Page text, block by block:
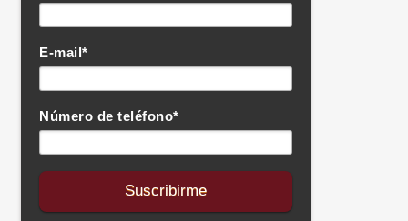
E-mail*
Número de teléfono*